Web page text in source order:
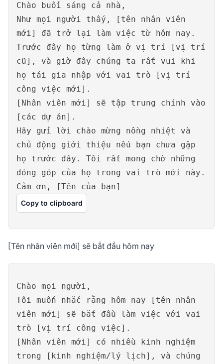
Chào buổi sáng cả nhà,
Như mọi người thấy, [tên nhân viên
mới] đã trở lại làm việc từ hôm nay.
Trước đây họ từng làm ở vị trí [vị trí
cũ], và giờ đây chúng ta rất vui khi
họ tái gia nhập với vai trò [vị trí
công việc mới].
[Nhân viên mới] sẽ tập trung chính vào
[các dự án].
Hãy gửi lời chào mừng nồng nhiệt và
chủ động giới thiệu nếu bạn chưa gặp
họ trước đây. Tôi rất mong chờ những
đóng góp của họ trong vai trò mới này.
Cảm ơn, [Tên của bạn]
Copy to clipboard
[Tên nhân viên mới] sẽ bắt đầu hôm nay
Chào mọi người,
Tôi muốn nhắc rằng hôm nay [tên nhân
viên mới] sẽ bắt đầu làm việc với vai
trò [vị trí công việc].
[Nhân viên mới] có nhiều kinh nghiệm
trong [kinh nghiệm/lý lịch], và chúng